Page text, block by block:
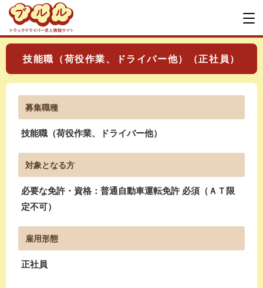
技能職（荷役作業、ドライバー他）（正社員）
募集職種
技能職（荷役作業、ドライバー他）
対象となる方
必要な免許・資格：普通自動車運転免許 必須（ＡＴ限
定不可）
雇用形態
正社員